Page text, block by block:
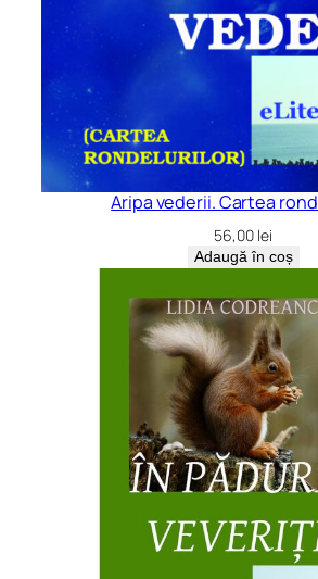
Aripa vederii. Cartea
56,00 lei
Adaugă în coș